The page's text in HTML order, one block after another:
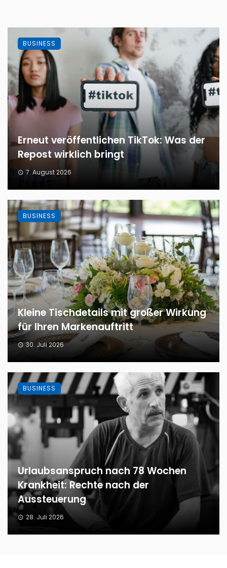
Erneut veröffentlichen TikTok: Was der
Repost wirklich bringt
7. August 2026
BUSINESS
Kleine Tischdetails mit großer Wirkung
für Ihren Markenauftritt
30. Juli 2026
BUSINESS
Urlaubsanspruch nach 78 Wochen
Krankheit: Rechte nach der
Aussteuerung
28. Juli 2026
BUSINESS